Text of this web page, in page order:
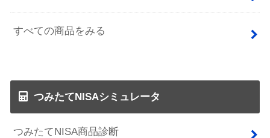
すべての商品をみる
つみたてNISAシミュレータ
つみたてNISA商品診断